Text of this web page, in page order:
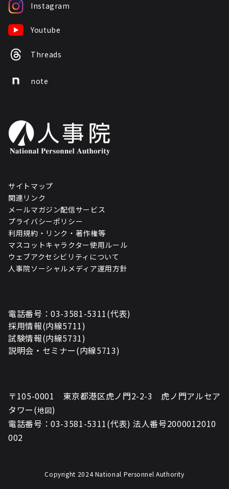
Instagram
Youtube
Threads
note
サイトマップ
関連リンク
メールマガジン配信サービス
プライバシーポリシー
利用規約・リンク・著作権等
マスコットキャラクター使用ルール
ウェブアクセシビリティについて
人事院ソーシャルメディア運用方針
電話番号：03-3581-5311(代表)
採用情報(内線5711)
試験情報(内線5731)
説明会・セミナー(内線5713)
〒105-0001 東京都港区虎ノ門2-2-3 虎ノ門アルセア
タワー(地図)
電話番号：03-3581-5311(代表) 法人番号2000012010
002
Copyright 2024 National Personnel Authority